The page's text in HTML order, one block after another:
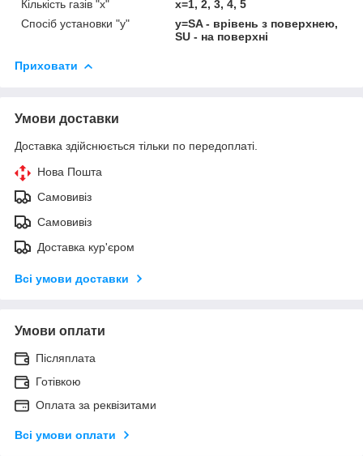
Кількість газів "x"
x=1, 2, 3, 4, 5
Спосіб установки "y"
y=SA - врівень з поверхнею,
SU - на поверхні
Приховати
Умови доставки
Доставка здійснюється тільки по передоплаті.
Нова Пошта
Самовивіз
Самовивіз
Доставка кур'єром
Всі умови доставки
Умови оплати
Післяплата
Готівкою
Оплата за реквізитами
Всі умови оплати